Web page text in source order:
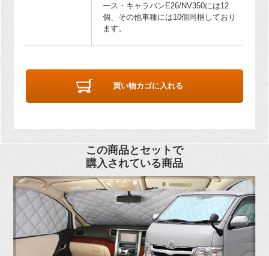
ース・キャラバンE26/NV350には12
個、その他車種には10個同梱しており
ます。
買い物カゴに入れる
この商品とセットで
購入されている商品